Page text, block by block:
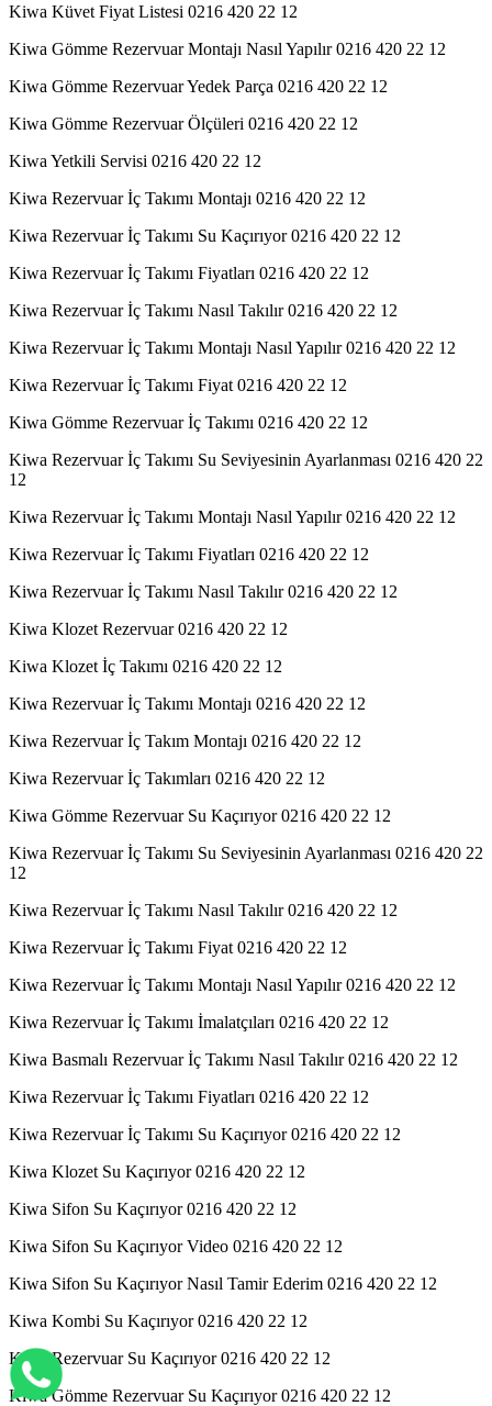
Kiwa Küvet Fiyat Listesi 0216 420 22 12
Kiwa Gömme Rezervuar Montajı Nasıl Yapılır 0216 420 22 12
Kiwa Gömme Rezervuar Yedek Parça 0216 420 22 12
Kiwa Gömme Rezervuar Ölçüleri 0216 420 22 12
Kiwa Yetkili Servisi 0216 420 22 12
Kiwa Rezervuar İç Takımı Montajı 0216 420 22 12
Kiwa Rezervuar İç Takımı Su Kaçırıyor 0216 420 22 12
Kiwa Rezervuar İç Takımı Fiyatları 0216 420 22 12
Kiwa Rezervuar İç Takımı Nasıl Takılır 0216 420 22 12
Kiwa Rezervuar İç Takımı Montajı Nasıl Yapılır 0216 420 22 12
Kiwa Rezervuar İç Takımı Fiyat 0216 420 22 12
Kiwa Gömme Rezervuar İç Takımı 0216 420 22 12
Kiwa Rezervuar İç Takımı Su Seviyesinin Ayarlanması 0216 420 22
12
Kiwa Rezervuar İç Takımı Montajı Nasıl Yapılır 0216 420 22 12
Kiwa Rezervuar İç Takımı Fiyatları 0216 420 22 12
Kiwa Rezervuar İç Takımı Nasıl Takılır 0216 420 22 12
Kiwa Klozet Rezervuar 0216 420 22 12
Kiwa Klozet İç Takımı 0216 420 22 12
Kiwa Rezervuar İç Takımı Montajı 0216 420 22 12
Kiwa Rezervuar İç Takım Montajı 0216 420 22 12
Kiwa Rezervuar İç Takımları 0216 420 22 12
Kiwa Gömme Rezervuar Su Kaçırıyor 0216 420 22 12
Kiwa Rezervuar İç Takımı Su Seviyesinin Ayarlanması 0216 420 22
12
Kiwa Rezervuar İç Takımı Nasıl Takılır 0216 420 22 12
Kiwa Rezervuar İç Takımı Fiyat 0216 420 22 12
Kiwa Rezervuar İç Takımı Montajı Nasıl Yapılır 0216 420 22 12
Kiwa Rezervuar İç Takımı İmalatçıları 0216 420 22 12
Kiwa Basmalı Rezervuar İç Takımı Nasıl Takılır 0216 420 22 12
Kiwa Rezervuar İç Takımı Fiyatları 0216 420 22 12
Kiwa Rezervuar İç Takımı Su Kaçırıyor 0216 420 22 12
Kiwa Klozet Su Kaçırıyor 0216 420 22 12
Kiwa Sifon Su Kaçırıyor 0216 420 22 12
Kiwa Sifon Su Kaçırıyor Video 0216 420 22 12
Kiwa Sifon Su Kaçırıyor Nasıl Tamir Ederim 0216 420 22 12
Kiwa Kombi Su Kaçırıyor 0216 420 22 12
Kiwa Rezervuar Su Kaçırıyor 0216 420 22 12
Kiwa Gömme Rezervuar Su Kaçırıyor 0216 420 22 12